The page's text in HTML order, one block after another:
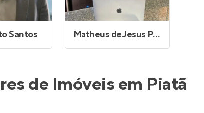
Santos Matheus de Jesus Paim
de Imóveis em Piatã